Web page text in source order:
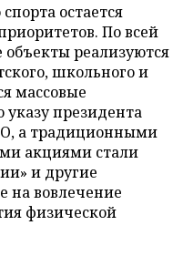
остается
По всей
объекты реализуются
школьного и
массовые
указу президента
а традиционными
акциями стали
и другие
на вовлечение
физической